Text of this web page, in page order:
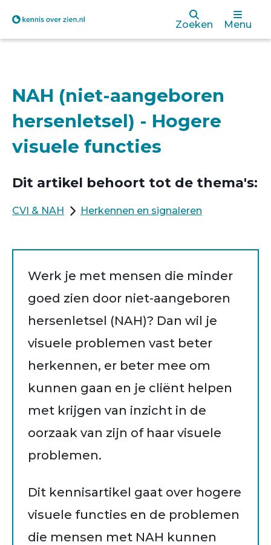
Overslaan
inhoud
gaan
Zoeken Menu
NAH (niet-aangeboren
hersenletsel) - Hogere
visuele functies
Dit artikel behoort tot de thema's:
CVI & NAH Herkennen en signaleren
Werk je met mensen die minder
goed zien door niet-aangeboren
hersenletsel (NAH)? Dan wil je
visuele problemen vast beter
herkennen, er beter mee om
kunnen gaan en je cliënt helpen
met krijgen van inzicht in de
oorzaak van zijn of haar visuele
problemen.
Dit kennisartikel gaat over hogere
visuele functies en de problemen
die mensen met NAH kunnen